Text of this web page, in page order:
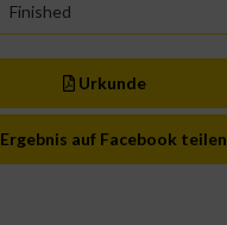
Finished
Urkunde
Ergebnis auf Facebook teilen